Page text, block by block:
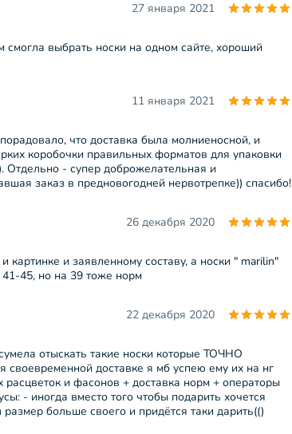
27 января 2021
смогла выбрать носки на одном сайте, хороший
11 января 2021
что доставка была молниеносной, и
коробочки правильных форматов для упаковки
Отдельно - супер доброжелательная и
заказ в предновогодней нервотрепке)) спасибо!
26 декабря 2020
картинке и заявленному составу, а носки " marilin"
41-45, но на 39 тоже норм
22 декабря 2020
отыскать такие носки которые ТОЧНО
своевременной доставке я мб успею ему их на нг
и фасонов + доставка норм + операторы
- иногда вместо того чтобы подарить хочется
больше своего и придётся таки дарить(()